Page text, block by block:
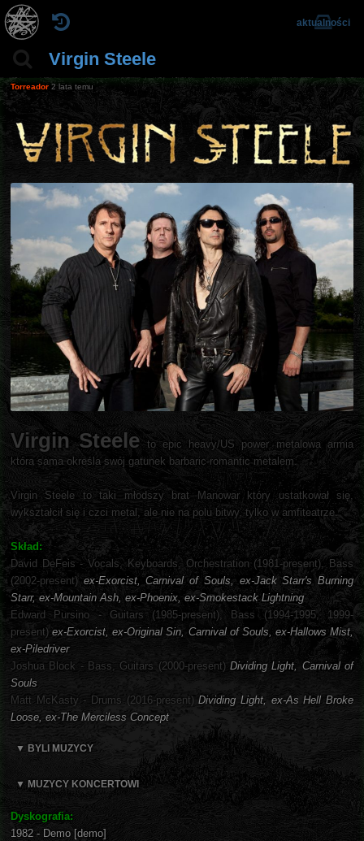
Virgin Steele
aktualności
Torreador 2 lata temu
Virgin Steele to epic heavy/US power metalowa armia
która sama określa swój gatunek barbaric-romantic metalem.
Virgin Steele to taki młodszy brat Manowar który ustatkował się,
wykształcił się i czci metal, ale nie na polu bitwy, tylko w amfiteatrze.
Skład:
David DeFeis - Vocals, Keyboards, Orchestration (1981-present), Bass
(2002-present) ex-Exorcist, Carnival of Souls, ex-Jack Starr's Burning
Starr, ex-Mountain Ash, ex-Phoenix, ex-Smokestack Lightning
Edward Pursino - Guitars (1985-present), Bass (1994-1995, 1999-
present)ex-Exorcist, ex-Original Sin, Carnival of Souls, ex-Hallows Mist,
ex-Piledriver
Joshua Block - Bass, Guitars (2000-present) Dividing Light, Carnival of
Souls
Matt McKasty - Drums (2016-present)Dividing Light, ex-As Hell Broke
Loose, ex-The Merciless Concept
▼ BYLI MUZYCY
▼ MUZYCY KONCERTOWI
Dyskografia:
1982 - Demo [demo]